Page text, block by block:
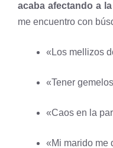
acaba afectando a
me encuentro con
«Los mellizos
«Tener
«Caos en la
«Mi marido me